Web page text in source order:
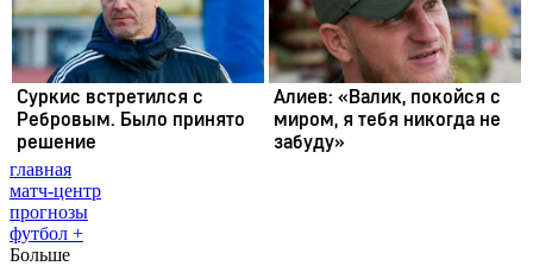
главная
матч-центр
прогнозы
футбол +
Больше